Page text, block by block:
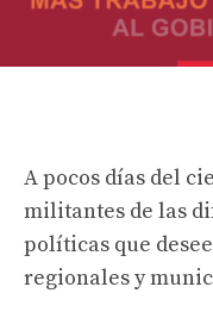
A pocos días del
militantes de las
políticas que
regionalesy